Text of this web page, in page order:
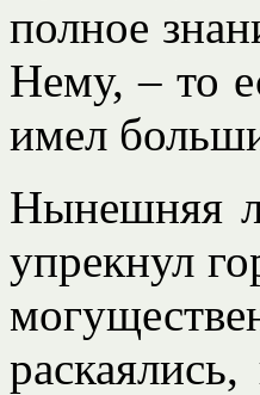
полное
Нему, – то
имел
Нынешняя
упрекнул